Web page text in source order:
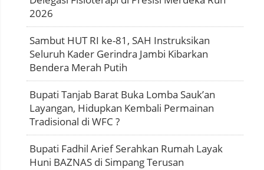
2026
Sambut HUT RI ke-81, SAH Instruksikan
Seluruh Kader Gerindra Jambi Kibarkan
Bendera Merah Putih
Bupati Tanjab Barat Buka Lomba Sauk’an
Layangan, Hidupkan Kembali Permainan
Tradisional di WFC ?
Bupati Fadhil Arief Serahkan Rumah Layak
Huni BAZNAS di Simpang Terusan